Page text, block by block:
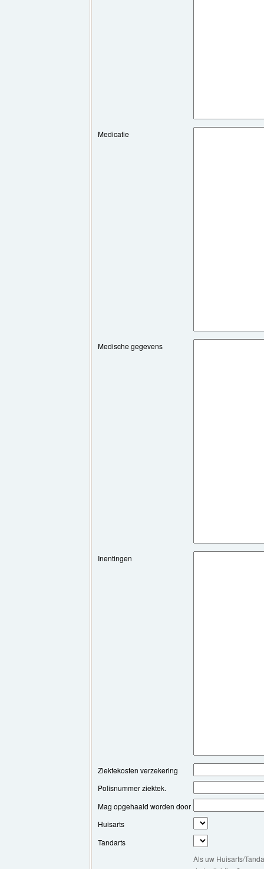
Medicatie
Medische gegevens
Inentingen
Ziektekosten verzekering
Polisnummer ziektek.
Mag opgehaald worden door
Huisarts
Tandarts
Als uw Huisarts/